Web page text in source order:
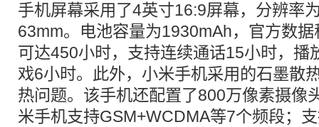
手机屏幕采用了4英寸16:9屏幕，分辨率
63mm。电池容量为1930mAh，官方数
可达450小时，支持连续通话15小时，播
戏6小时。此外，小米手机采用的石墨散
热问题。该手机还配置了800万像素摄像
米手机支持GSM+WCDMA等7个频段；